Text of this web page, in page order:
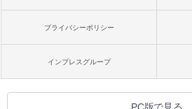
プライバシーポリシー
インプレスグループ